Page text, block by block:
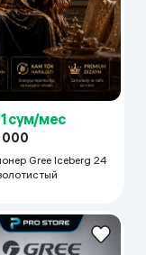
сум/мес
000
Gree Iceberg 24